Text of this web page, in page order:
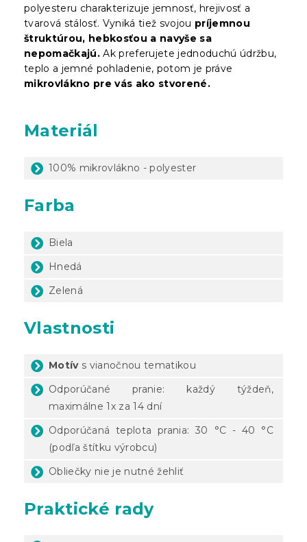
polyesteru charakterizuje jemnosť, hrejivosť a
tvarová stálosť. Vyniká tiež svojou príjemnou
štruktúrou, hebkosťou a navyše sa
nepomačkajú. Ak preferujete jednoduchú údržbu,
teplo a jemné pohladenie, potom je práve
mikrovlákno pre vás ako stvorené.
Materiál
100% mikrovlákno - polyester
Farba
Biela
Hnedá
Zelená
Vlastnosti
Motívs vianočnou tematikou
Odporúčané pranie: každý týždeň,
maximálne 1x za 14 dní
Odporúčaná teplota prania: 30 °C - 40 °C
(podľa štítku výrobcu)
Obliečky nie je nutné žehliť
Praktické rady